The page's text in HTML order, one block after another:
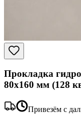
Прокладка
80x160 мм (128
Привезём с